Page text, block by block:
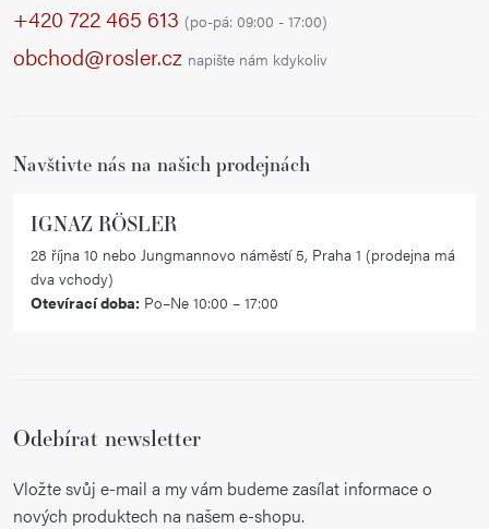
+420 722 465 613 (po-pá: 09:00 - 17:00)
obchod@rosler.cz napište nám kdykoliv
Navštivte nás na našich prodejnách
IGNAZ RÖSLER
28 října 10 nebo Jungmannovo náměstí 5, Praha 1 (prodejna má
dva vchody)
Otevírací doba: Po–Ne 10:00 – 17:00
Odebírat newsletter
Vložte svůj e-mail a my vám budeme zasílat informace o
nových produktech na našem e-shopu.